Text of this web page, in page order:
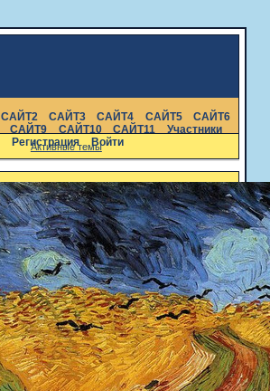
САЙТ2 САЙТ3 САЙТ4 САЙТ5
САЙТ6
САЙТ9 САЙТ10 САЙТ11
Участники
Регистрация
Войти
Активные темы